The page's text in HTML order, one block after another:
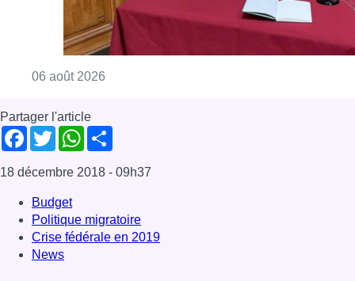
06 août 2026
Partager l'article
Facebook
TwitterWhatsApp
18 décembre 2018 - 09h37
Budget
Politique migratoire
Crise fédérale en 2019
News